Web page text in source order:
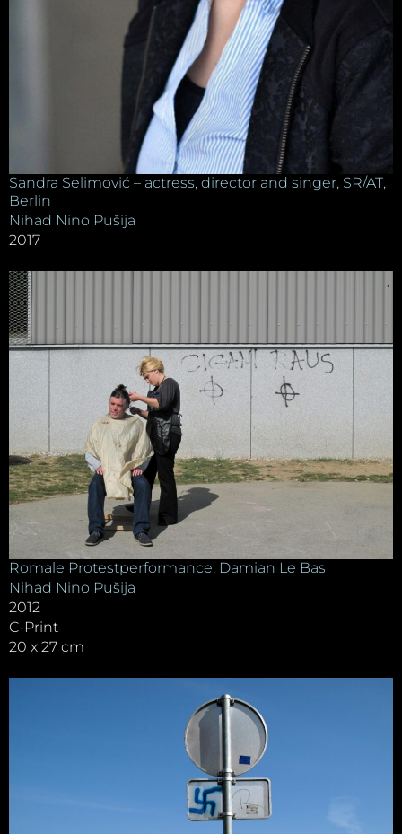
Sandra Selimović – actress, director and singer, SR/AT,
Berlin
Nihad Nino Pušija
2017
Romale Protestperformance, Damian Le Bas
Nihad Nino Pušija
2012
C-Print
20 x 27 cm